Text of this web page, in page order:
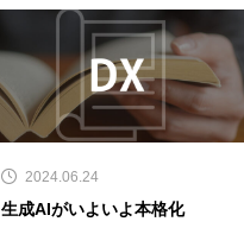
2024.06.24
生成AIがいよいよ本格化